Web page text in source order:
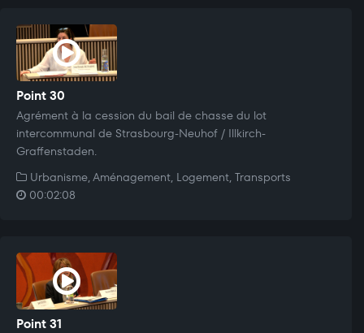
Point 30
Agrément à la cession du bail de chasse du lot
intercommunal de Strasbourg-Neuhof / Illkirch-
Graffenstaden.
Urbanisme, Aménagement, Logement, Transports
00:02:08
Point 31